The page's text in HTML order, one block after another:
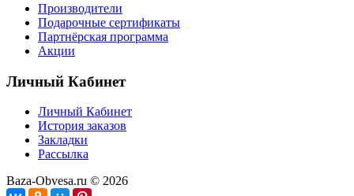
Производители
Подарочные сертификаты
Партнёрская программа
Акции
Личный Кабинет
Личный Кабинет
История заказов
Закладки
Рассылка
Baza-Obvesa.ru © 2026